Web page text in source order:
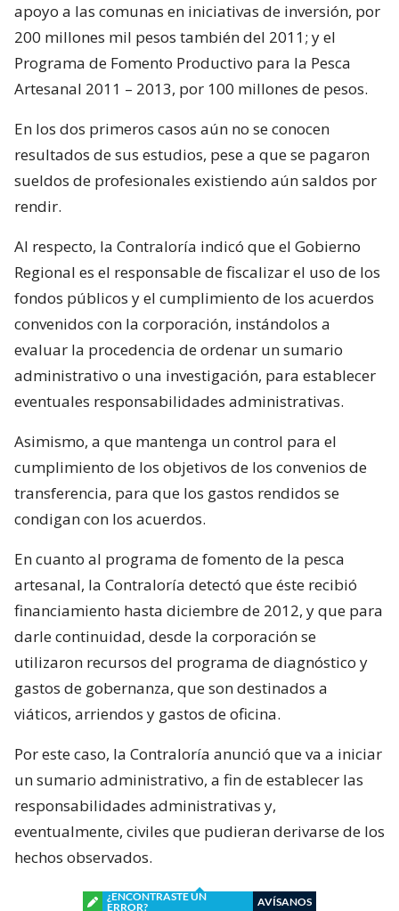
apoyo a las comunas en iniciativas de inversión, por
200 millones mil pesos también del 2011; y el
Programa de Fomento Productivo para la Pesca
Artesanal 2011 – 2013, por 100 millones de pesos.
En los dos primeros casos aún no se conocen
resultados de sus estudios, pese a que se pagaron
sueldos de profesionales existiendo aún saldos por
rendir.
Al respecto, la Contraloría indicó que el Gobierno
Regional es el responsable de fiscalizar el uso de los
fondos públicos y el cumplimiento de los acuerdos
convenidos con la corporación, instándolos a
evaluar la procedencia de ordenar un sumario
administrativo o una investigación, para establecer
eventuales responsabilidades administrativas.
Asimismo, a que mantenga un control para el
cumplimiento de los objetivos de los convenios de
transferencia, para que los gastos rendidos se
condigan con los acuerdos.
En cuanto al programa de fomento de la pesca
artesanal, la Contraloría detectó que éste recibió
financiamiento hasta diciembre de 2012, y que para
darle continuidad, desde la corporación se
utilizaron recursos del programa de diagnóstico y
gastos de gobernanza, que son destinados a
viáticos, arriendos y gastos de oficina.
Por este caso, la Contraloría anunció que va a iniciar
un sumario administrativo, a fin de establecer las
responsabilidades administrativas y,
eventualmente, civiles que pudieran derivarse de los
hechos observados.
¿ENCONTRASTE UN
ERROR?
AVÍSANOS